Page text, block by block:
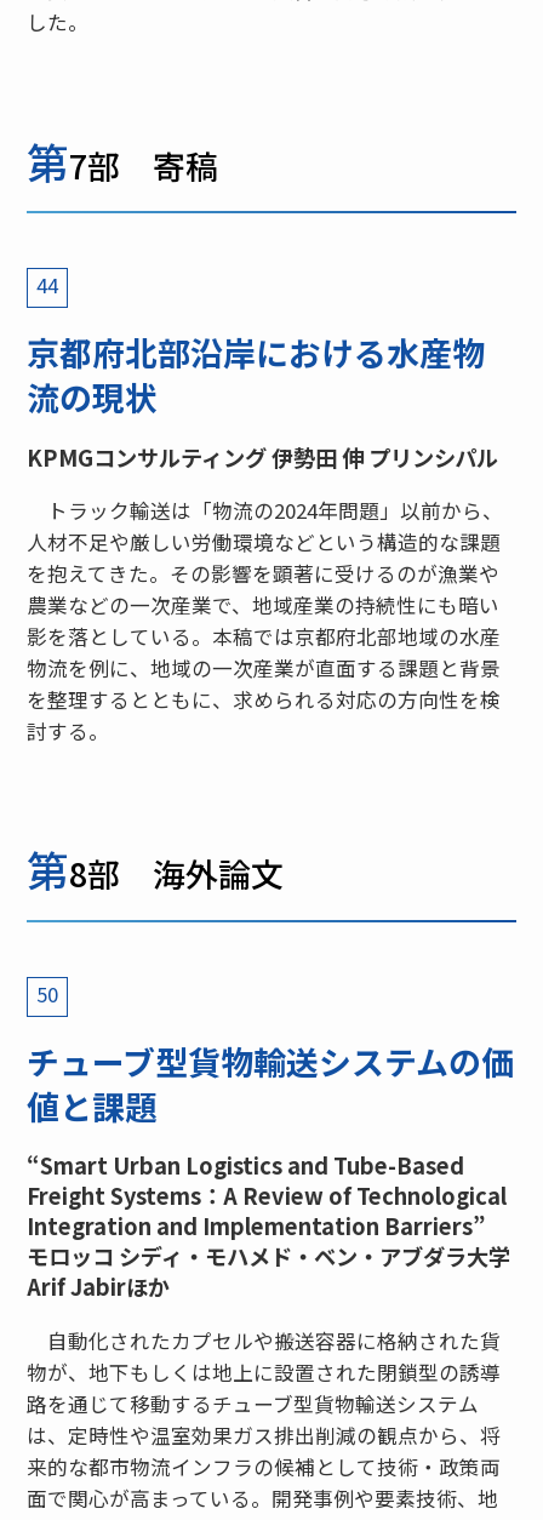
した。
第7部 寄稿
44
京都府北部沿岸における水産物
流の現状
KPMGコンサルティング 伊勢田 伸 プリンシパル
トラック輸送は「物流の2024年問題」以前から、
人材不足や厳しい労働環境などという構造的な課題
を抱えてきた。その影響を顕著に受けるのが漁業や
農業などの一次産業で、地域産業の持続性にも暗い
影を落としている。本稿では京都府北部地域の水産
物流を例に、地域の一次産業が直面する課題と背景
を整理するとともに、求められる対応の方向性を検
討する。
第8部 海外論文
50
チューブ型貨物輸送システムの価
値と課題
“Smart Urban Logistics and Tube-Based
Freight Systems：A Review of Technological
Integration and Implementation Barriers”
モロッコ シディ・モハメド・ベン・アブダラ大学
Arif Jabirほか
自動化されたカプセルや搬送容器に格納された貨
物が、地下もしくは地上に設置された閉鎖型の誘導
路を通じて移動するチューブ型貨物輸送システム
は、定時性や温室効果ガス排出削減の観点から、将
来的な都市物流インフラの候補として技術・政策両
面で関心が高まっている。開発事例や要素技術、地